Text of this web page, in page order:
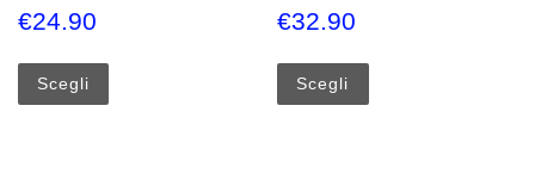
€24.90
Scegli
€32.90
Scegli